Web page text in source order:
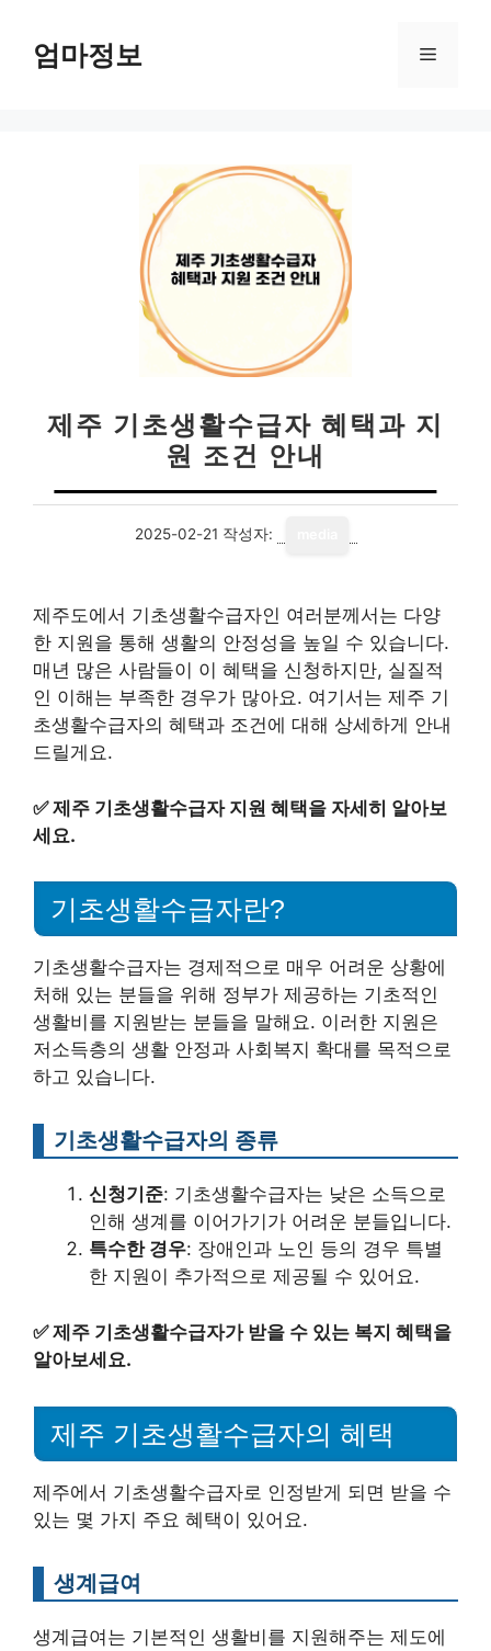
엄마정보 메
제주 기초생활수급자 혜택과 지
원 조건 안내
2025-02-21 작성자:
제주도에서 기초생활수급자인 여러분께서는 다양
한 지원을 통해 생활의 안정성을 높일 수 있습니다.
매년 많은 사람들이 이 혜택을 신청하지만, 실질적
인 이해는 부족한 경우가 많아요. 여기서는 제주 기
초생활수급자의 혜택과 조건에 대해 상세하게 안내
드릴게요.
✅제주 기초생활수급자 지원 혜택을 자세히 알아보
세요.
기초생활수급자란?
기초생활수급자는 경제적으로 매우 어려운 상황에
처해 있는 분들을 위해 정부가 제공하는 기초적인
생활비를 지원받는 분들을 말해요. 이러한 지원은
저소득층의 생활 안정과 사회복지 확대를 목적으로
하고 있습니다.
기초생활수급자의 종류
신청기준: 기초생활수급자는 낮은 소득으로
인해 생계를 이어가기가 어려운 분들입니다.
특수한 경우: 장애인과 노인 등의 경우 특별
한 지원이 추가적으로 제공될 수 있어요.
✅제주 기초생활수급자가 받을 수 있는 복지 혜택을
알아보세요.
제주 기초생활수급자의 혜택
제주에서 기초생활수급자로 인정받게 되면 받을 수
있는 몇 가지 주요 혜택이 있어요.
생계급여
생계급여는 기본적인 생활비를 지원해주는 제도에